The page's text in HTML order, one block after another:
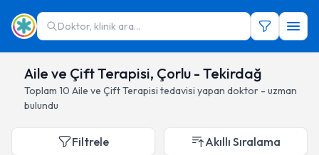
Doktor, klinik ara...
Aile ve Çift Terapisi, Çorlu - Tekirdağ
Toplam 10 Aile ve Çift Terapisi tedavisi yapan doktor - uzman
bulundu
Filtrele Akıllı Sıralama